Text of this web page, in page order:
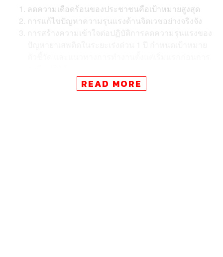
ลดความเดือดร้อนของประชาชนคือเป้าหมายสูงสุด
การแก้ไขปัญหาความรุนแรงด้านจิตเวชอย่างจริงจัง
การสร้างความเข้าใจต่อปฏิบัติการลดความรุนแรงของ
ให้ทุกหน่วยงานที่ได้รับงบประมาณด้านยาเสพติด
ประจำปี ปรับและจัดสรรงบประมาณให้กับปฏิบัติการ
READ MORE